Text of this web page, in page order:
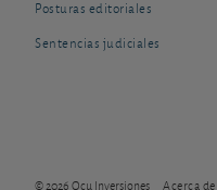
Posturas editoriales
Sentencias judiciales
© 2026 Ocu Inversiones Acerca